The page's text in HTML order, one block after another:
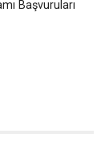
Başvuruları